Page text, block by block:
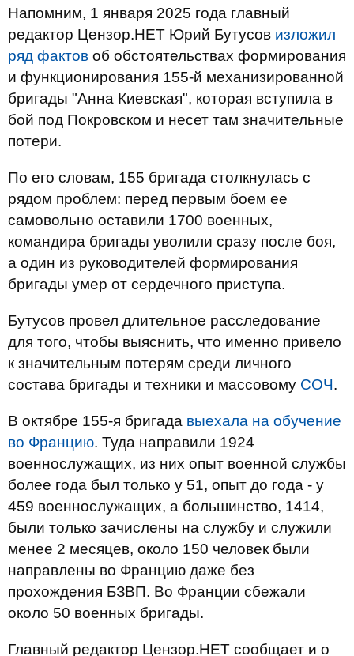
Напомним, 1 января 2025 года главный
редактор Цензор.НЕТ Юрий Бутусов изложил
ряд фактов об обстоятельствах формирования
и функционирования 155-й механизированной
бригады "Анна Киевская", которая вступила в
бой под Покровском и несет там значительные
потери.
По его словам, 155 бригада столкнулась с
рядом проблем: перед первым боем ее
самовольно оставили 1700 военных,
командира бригады уволили сразу после боя,
а один из руководителей формирования
бригады умер от сердечного приступа.
Бутусов провел длительное расследование
для того, чтобы выяснить, что именно привело
к значительным потерям среди личного
состава бригады и техники и массовому СОЧ.
В октябре 155-я бригада выехала на обучение
во Францию. Туда направили 1924
военнослужащих, из них опыт военной службы
более года был только у 51, опыт до года - у
459 военнослужащих, а большинство, 1414,
были только зачислены на службу и служили
менее 2 месяцев, около 150 человек были
направлены во Францию даже без
прохождения БЗВП. Во Франции сбежали
около 50 военных бригады.
Главный редактор Цензор.НЕТ сообщает и о